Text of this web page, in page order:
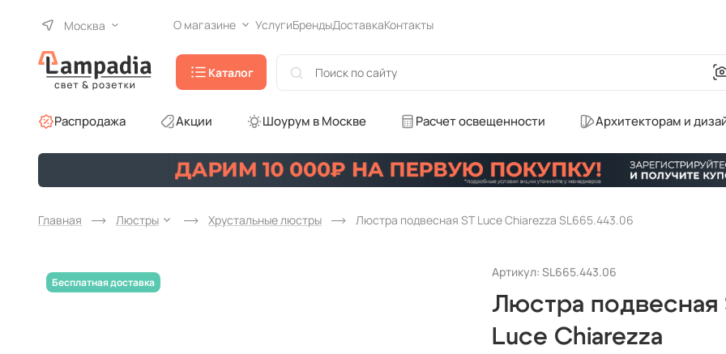
Москва О магазине УслугиБрендыДоставкаКонтакты
Каталог
Распродажа Акции Шоурум в Москве Расчет освещенности Архитекторам и
Главная Люстры Хрустальные люстры Люстра подвесная ST Luce Chiarezza SL665.443.06
Артикул: SL665.443.06
Люстра подвесная
Luce Chiarezza